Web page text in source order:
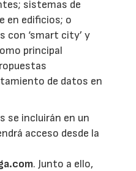
sistemas de
en edificios; o
con ‘smart city’ y
principal
de datos en
se incluirán en un
acceso desde la
. Junto a ello,